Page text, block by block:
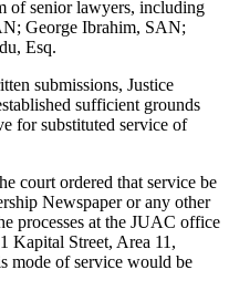
of senior lawyers, including
George Ibrahim, SAN;
Esq.
submissions, Justice
sufficient grounds
for substituted service of
court ordered that service be
Newspaper or any other
processes at the JUAC office
Kapital Street, Area 11,
mode of service would be